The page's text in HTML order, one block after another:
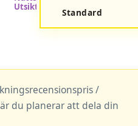
Standard
/
du planerar att dela din